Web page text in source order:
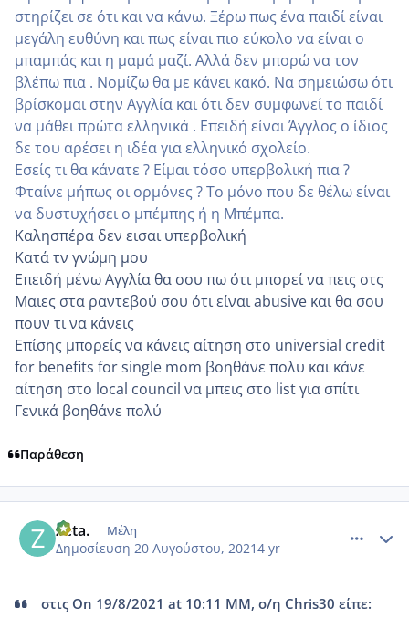
στηρίζει σε ότι και να κάνω. Ξέρω πως ένα παιδί είναι
μεγάλη ευθύνη και πως είναι πιο εύκολο να είναι ο
μπαμπάς και η μαμά μαζί. Αλλά δεν μπορώ να τον
βλέπω πια . Νομίζω θα με κάνει κακό. Να σημειώσω ότι
βρίσκομαι στην Αγγλία και ότι δεν συμφωνεί το παιδί
να μάθει πρώτα ελληνικά . Επειδή είναι Άγγλος ο ίδιος
δε του αρέσει η ιδέα για ελληνικό σχολείο.
Εσείς τι θα κάνατε ? Είμαι τόσο υπερβολική πια ?
Φταίνε μήπως οι ορμόνες ? Το μόνο που δε θέλω είναι
να δυστυχήσει ο μπέμπης ή η Μπέμπα.
Καλησπέρα δεν εισαι υπερβολική
Κατά τν γνώμη μου
Επειδή μένω Αγγλία θα σου πω ότι μπορεί να πεις στς
Μαιες στα ραντεβού σου ότι είναι abusive και θα σου
πουν τι να κάνεις
Επίσης μπορείς να κάνεις αίτηση στο universial credit
for benefits for single mom βοηθάνε πολυ και κάνε
αίτηση στο local council να μπεις στο list για σπίτι
Γενικά βοηθάνε πολύ
Παράθεση
Zeta. Μέλη
Δημοσίευση 20 Αυγούστου, 20214 yr
στις On 19/8/2021 at 10:11 ΜΜ, ο/η Chris30 είπε: